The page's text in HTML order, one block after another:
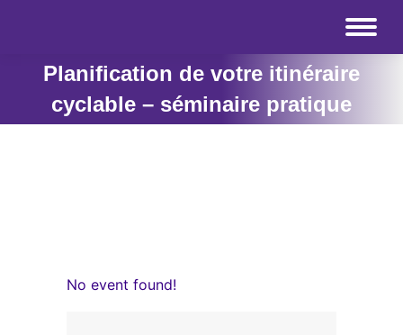
Planification de votre itinéraire
cyclable – séminaire pratique
No event found!